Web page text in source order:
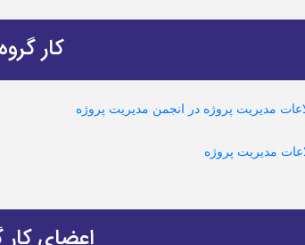
کار گروه PMIS
مدیریت پروژه در انجمن مدیریت پروژه
مدیریت پروژه